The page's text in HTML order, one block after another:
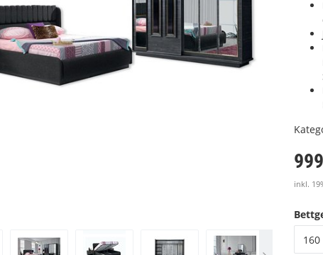
inkl.
160